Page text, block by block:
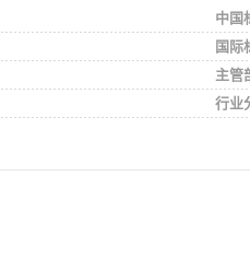
中国
国际
主管
行业